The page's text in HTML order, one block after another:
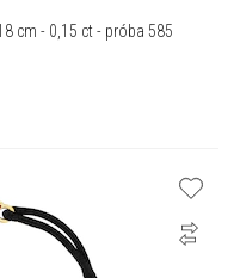
cm - 0,15 ct - próba 585